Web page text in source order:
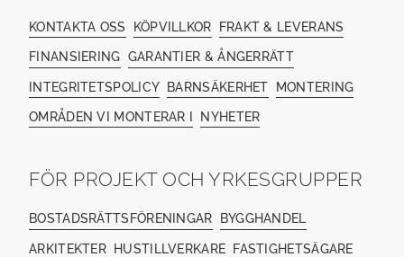
KONTAKTA OSS KÖPVILLKOR FRAKT & LEVERANS
FINANSIERING GARANTIER & ÅNGERRÄTT
INTEGRITETSPOLICY BARNSÄKERHET MONTERING
OMRÅDEN VI MONTERAR I NYHETER
FÖR PROJEKT OCH YRKESGRUPPER
BOSTADSRÄTTSFÖRENINGAR BYGGHANDEL
ARKITEKTER HUSTILLVERKARE FASTIGHETSÄGARE